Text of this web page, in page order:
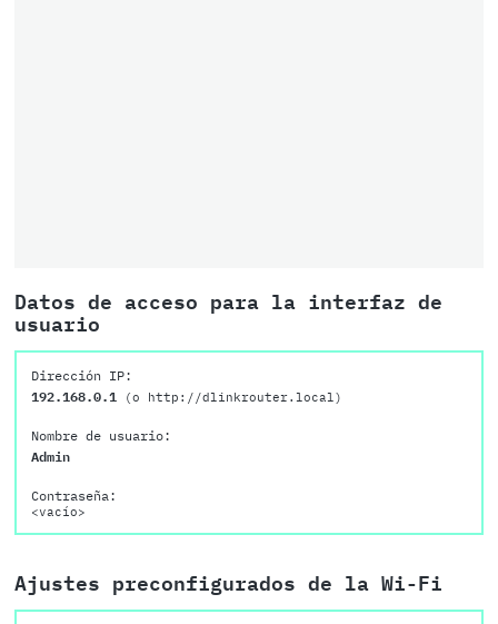
Datos de acceso para la interfaz de
usuario
Dirección IP:
192.168.0.1
(o http://dlinkrouter.local)
Nombre de usuario:
Admin
Contraseña:
<vacío>
Ajustes preconfigurados de la Wi-Fi